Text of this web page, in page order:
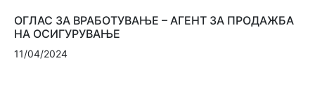
ОГЛАС ЗА ВРАБОТУВАЊЕ – АГЕНТ ЗА ПРОДАЖБА
НА ОСИГУРУВАЊЕ
11/04/2024